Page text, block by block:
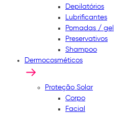
Depilatórios
Lubrificantes
Pomadas / gel
Preservativos
Shampoo
Dermocosméticos
Proteção Solar
Corpo
Facial